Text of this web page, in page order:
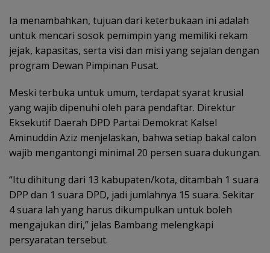
Ia menambahkan, tujuan dari keterbukaan ini adalah
untuk mencari sosok pemimpin yang memiliki rekam
jejak, kapasitas, serta visi dan misi yang sejalan dengan
program Dewan Pimpinan Pusat.
Meski terbuka untuk umum, terdapat syarat krusial
yang wajib dipenuhi oleh para pendaftar. Direktur
Eksekutif Daerah DPD Partai Demokrat Kalsel
Aminuddin Aziz menjelaskan, bahwa setiap bakal calon
wajib mengantongi minimal 20 persen suara dukungan.
“Itu dihitung dari 13 kabupaten/kota, ditambah 1 suara
DPP dan 1 suara DPD, jadi jumlahnya 15 suara. Sekitar
4 suara lah yang harus dikumpulkan untuk boleh
mengajukan diri,” jelas Bambang melengkapi
persyaratan tersebut.